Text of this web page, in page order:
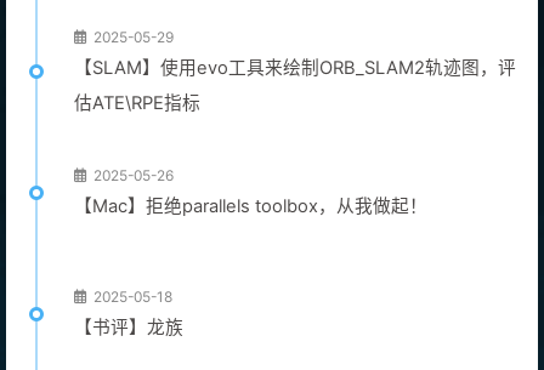
2025-05-29
【SLAM】使用evo工具来绘制ORB_SLAM2轨迹图，评
估ATE\RPE指标
2025-05-26
【Mac】拒绝parallels toolbox，从我做起！
2025-05-18
【书评】龙族